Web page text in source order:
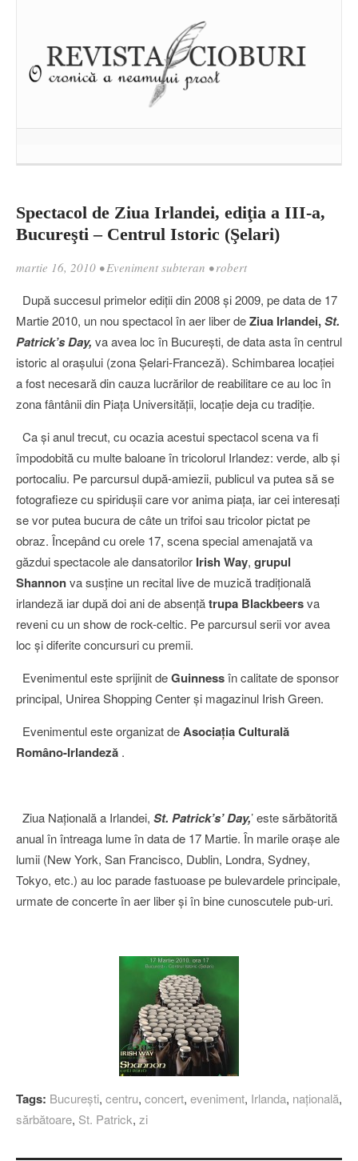
Spectacol de Ziua Irlandei, ediţia a III-a,
Bucureşti – Centrul Istoric (Şelari)
martie 16, 2010 •Eveniment subteran •robert
După succesul primelor ediţii din 2008 şi 2009, pe data de 17
Martie 2010, un nou spectacol în aer liber deZiua Irlandei,St.
Patrick’s Day, va avea loc în Bucureşti, de data asta în centrul
istoric al oraşului (zona Şelari-Franceză). Schimbarea locaţiei
a fost necesară din cauza lucrărilor de reabilitare ce au loc în
zona fântânii din Piaţa Universităţii, locaţie deja cu tradiţie.
Ca şi anul trecut, cu ocazia acestui spectacol scena va fi
împodobită cu multe baloane în tricolorul Irlandez: verde, alb şi
portocaliu. Pe parcursul după-amiezii, publicul va putea să se
fotografieze cu spiriduşii care vor anima piaţa, iar cei interesaţi
se vor putea bucura de câte un trifoi sau tricolor pictat pe
obraz. Începând cu orele 17, scena special amenajată va
găzdui spectacole ale dansatorilor Irish Way, grupul
Shannonva susţine un recital live de muzică tradiţională
irlandeză iar după doi ani de absenţătrupa Blackbeersva
reveni cu un show de rock-celtic. Pe parcursul serii vor avea
loc şi diferite concursuri cu premii.
Evenimentul este sprijinit deGuinnessîn calitate de sponsor
principal, Unirea Shopping Center şi magazinul Irish Green.
Evenimentul este organizat deAsociaţia Culturală
Româno-Irlandeză .
Ziua Naţională a Irlandei, St. Patrick’s’ Day,’ este sărbătorită
anual în întreaga lume în data de 17 Martie. În marile oraşe ale
lumii (New York, San Francisco, Dublin, Londra, Sydney,
Tokyo, etc.) au loc parade fastuoase pe bulevardele principale,
urmate de concerte în aer liber şi în bine cunoscutele pub-uri.
Tags: Bucureşti, centru, concert, eveniment, Irlanda, naţională,
sărbătoare, St. Patrick, zi